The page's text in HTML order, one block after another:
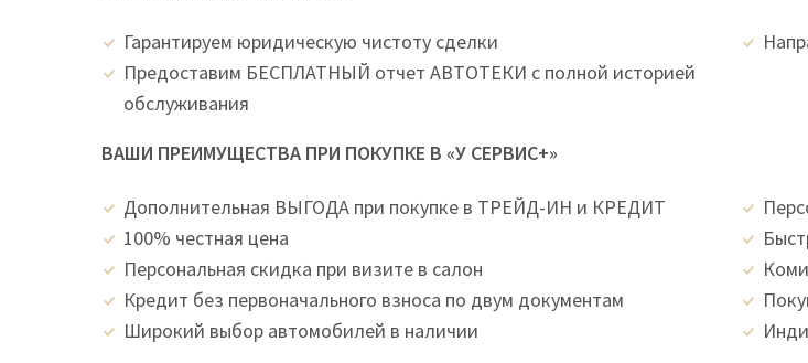
Гарантируем юридическую чистоту сделки
Предоставим БЕСПЛАТНЫЙ отчет АВТОТЕКИ с полной историей
обслуживания
ВАШИ ПРЕИМУЩЕСТВА ПРИ ПОКУПКЕ В «У СЕРВИС+»
Дополнительная ВЫГОДА при покупке в ТРЕЙД-ИН и КРЕДИТ
100% честная цена
Персональная скидка при визите в салон
Кредит без первоначального взноса по двум документам
Широкий выбор автомобилей в наличии